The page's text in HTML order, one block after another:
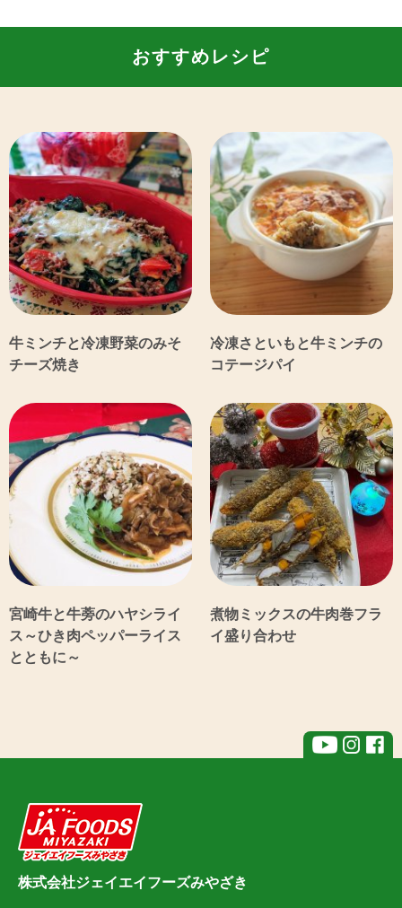
おすすめレシピ
牛ミンチと冷凍野菜のみそ
チーズ焼き
冷凍さといもと牛ミンチの
コテージパイ
宮崎牛と牛蒡のハヤシライ
ス～ひき肉ペッパーライス
とともに～
煮物ミックスの牛肉巻フラ
イ盛り合わせ
株式会社ジェイエイフーズみやざき